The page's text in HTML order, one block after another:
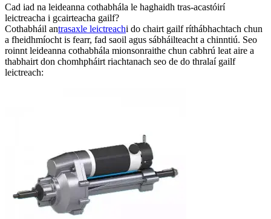
Cad iad na leideanna cothabhála le haghaidh tras-acastóirí
leictreacha i gcairteacha gailf?
Cothabháil antrasaxle leictreachi do chairt gailf ríthábhachtach chun
a fheidhmíocht is fearr, fad saoil agus sábháilteacht a chinntiú. Seo
roinnt leideanna cothabhála mionsonraithe chun cabhrú leat aire a
thabhairt don chomhpháirt riachtanach seo de do thralaí gailf
leictreach: